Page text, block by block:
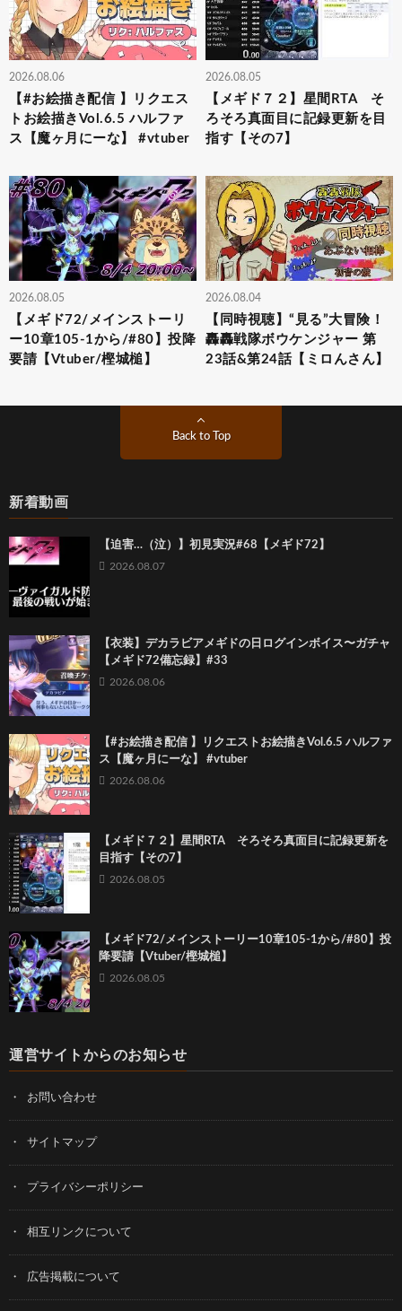
2026.08.06
【#お絵描き配信 】リクエス
トお絵描きVol.6.5 ハルファ
ス【魔ヶ月にーな】 #vtuber
2026.08.05
【メギド７２】星間RTA そ
ろそろ真面目に記録更新を目
指す【その7】
2026.08.05
【メギド72/メインストーリ
ー10章105-1から/#80】投降
要請【Vtuber/樫城槌】
2026.08.04
【同時視聴】“見る”大冒険！
轟轟戦隊ボウケンジャー 第
23話&第24話【ミロんさん】
Back to Top
新着動画
【迫害…（泣）】初見実況#68【メギド72】
2026.08.07
【衣装】デカラビアメギドの日ログインボイス〜ガチャ
【メギド72備忘録】#33
2026.08.06
【#お絵描き配信 】リクエストお絵描きVol.6.5 ハルファ
ス【魔ヶ月にーな】 #vtuber
2026.08.06
【メギド７２】星間RTA そろそろ真面目に記録更新を
目指す【その7】
2026.08.05
【メギド72/メインストーリー10章105-1から/#80】投
降要請【Vtuber/樫城槌】
2026.08.05
運営サイトからのお知らせ
お問い合わせ
サイトマップ
プライバシーポリシー
相互リンクについて
広告掲載について